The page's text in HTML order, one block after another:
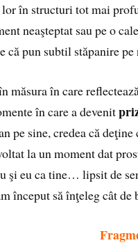
în structuri tot mai
neaşteptat sau pe o
că pun subtil stăpanire
măsura în care
în care a devenit
pe sine, credea că
la un moment dat
şi eu ca tine… lipsit de
început să înţeleg cât